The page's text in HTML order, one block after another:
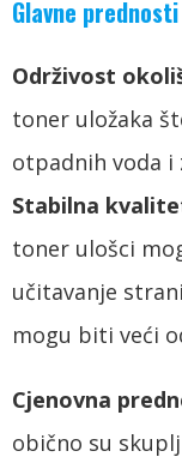
Glavne
Održivost
toner uložaka
otpadnih voda i
Stabilna
toner ulošci
učitavanje
mogu biti veći
Cjenovna
obično su